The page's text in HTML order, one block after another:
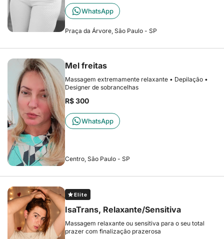
WhatsApp
Praça da Árvore, São Paulo - SP
Mel freitas
Massagem extremamente relaxante • Depilação •
Designer de sobrancelhas
R$ 300
WhatsApp
Centro, São Paulo - SP
Elite
IsaTrans, Relaxante/Sensitiva
Massagem relaxante ou sensitiva para o seu total
prazer com finalização prazerosa